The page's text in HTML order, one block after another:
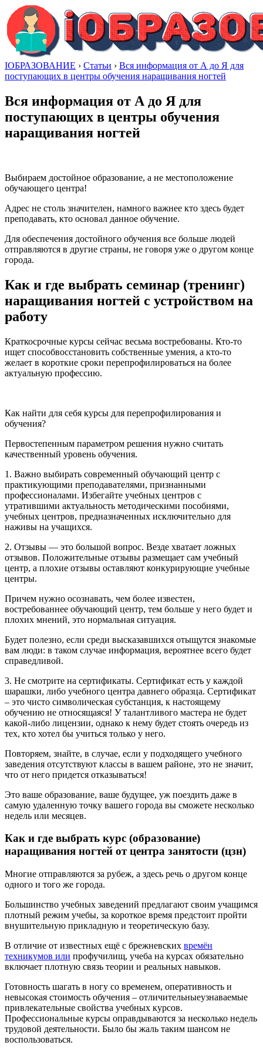
IОБРАЗОВАНИЕ › Статьи › Вся информация от А до Я для
поступающих в центры обучения наращивания ногтей
Вся информация от А до Я для
поступающих в центры обучения
наращивания ногтей
Выбираем достойное образование, а не местоположение
обучающего центра!
Адрес не столь значителен, намного важнее кто здесь будет
преподавать, кто основал данное обучение.
Для обеспечения достойного обучения все больше людей
отправляются в другие страны, не говоря уже о другом конце
города.
Как и где выбрать семинар (тренинг)
наращивания ногтей с устройством на
работу
Краткосрочные курсы сейчас весьма востребованы. Кто-то
ищет способвосстановить собственные умения, а кто-то
желает в короткие сроки перепрофилироваться на более
актуальную профессию.
Как найти для себя курсы для перепрофилирования и
обучения?
Первостепенным параметром решения нужно считать
качественный уровень обучения.
1. Важно выбирать современный обучающий центр с
практикующими преподавателями, признанными
профессионалами. Избегайте учебных центров с
утратившими актуальность методическими пособиями,
учебных центров, предназначенных исключительно для
наживы на учащихся.
2. Отзывы — это большой вопрос. Везде хватает ложных
отзывов. Положительные отзывы размещает сам учебный
центр, а плохие отзывы оставляют конкурирующие учебные
центры.
Причем нужно осознавать, чем более известен,
востребованнее обучающий центр, тем больше у него будет и
плохих мнений, это нормальная ситуация.
Будет полезно, если среди высказавшихся отыщутся знакомые
вам люди: в таком случае информация, вероятнее всего будет
справедливой.
3. Не смотрите на сертификаты. Сертификат есть у каждой
шарашки, либо учебного центра давнего образца. Сертификат
– это чисто символическая субстанция, к настоящему
обучению не относящаяся! У талантливого мастера не будет
какой-либо лицензии, однако к нему будет стоять очередь из
тех, кто хотел бы учиться только у него.
Повторяем, знайте, в случае, если у подходящего учебного
заведения отсутствуют классы в вашем районе, это не значит,
что от него придется отказываться!
Это ваше образование, ваше будущее, уж поездить даже в
самую удаленную точку вашего города вы сможете несколько
недель или месяцев.
Как и где выбрать курс (образование)
наращивания ногтей от центра занятости (цзн)
Многие отправляются за рубеж, а здесь речь о другом конце
одного и того же города.
Большинство учебных заведений предлагают своим учащимся
плотный режим учебы, за короткое время предстоит пройти
внушительную прикладную и теоретическую базу.
В отличие от известных ещё с брежневских времён
техникумов или профучилищ, учеба на курсах обязательно
включает плотную связь теории и реальных навыков.
Готовность шагать в ногу со временем, оперативность и
невысокая стоимость обучения – отличительныеузнаваемые
привлекательные свойства учебных курсов.
Профессиональные курсы оправдываются за несколько недель
трудовой деятельности. Было бы жаль таким шансом не
воспользоваться.